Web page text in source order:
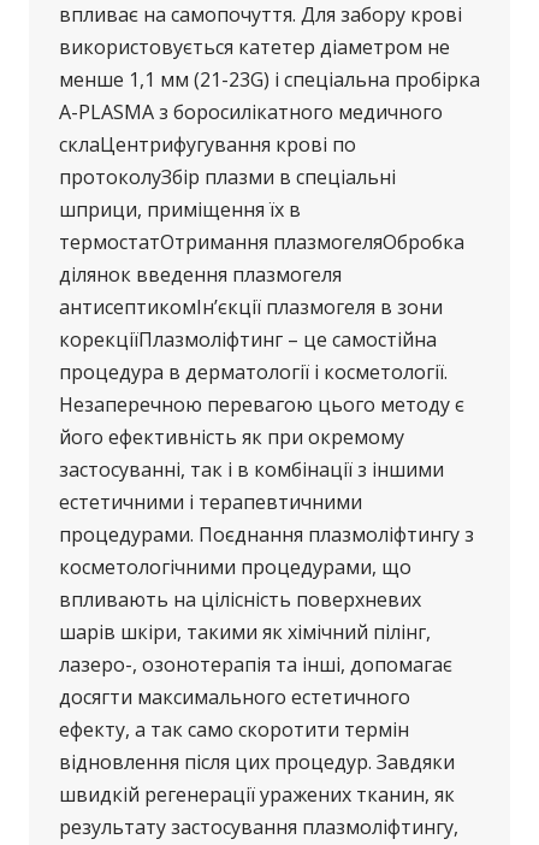
впливає на самопочуття. Для забору крові
використовується катетер діаметром не
менше 1,1 мм (21-23G) і спеціальна пробірка
A-PLASMA з боросилікатного медичного
склаЦентрифугування крові по
протоколуЗбір плазми в спеціальні
шприци, приміщення їх в
термостатОтримання плазмогеляОбробка
ділянок введення плазмогеля
антисептикомІн’єкції плазмогеля в зони
корекціїПлазмоліфтинг – це самостійна
процедура в дерматології і косметології.
Незаперечною перевагою цього методу є
його ефективність як при окремому
застосуванні, так і в комбінації з іншими
естетичними і терапевтичними
процедурами. Поєднання плазмоліфтингу з
косметологічними процедурами, що
впливають на цілісність поверхневих
шарів шкіри, такими як хімічний пілінг,
лазеро-, озонотерапія та інші, допомагає
досягти максимального естетичного
ефекту, а так само скоротити термін
відновлення після цих процедур. Завдяки
швидкій регенерації уражених тканин, як
результату застосування плазмоліфтингу,